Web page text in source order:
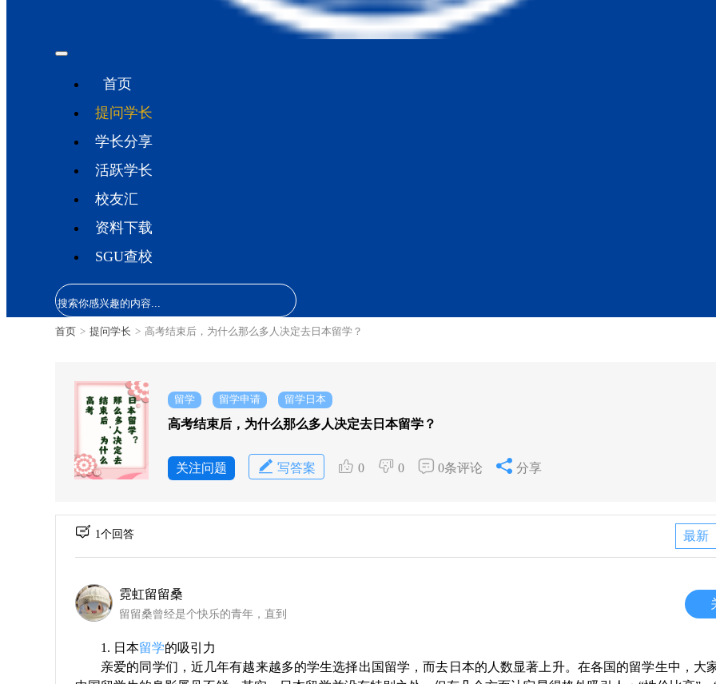
首页
提问学长
学长分享
活跃学长
校友汇
资料下载
SGU查校
首页 > 提问学长 > 高考结束后，为什么那么多人决定去日本留学？
留学 留学申请 留学日本
高考结束后，为什么那么多人决定去日本留学？
关注问题 写答案 0 0 0条评论 分享
1个回答 最新
霓虹留留桑
留留桑曾经是个快乐的青年，直到
1. 日本留学的吸引力
亲爱的同学们，近几年有越来越多的学生选择出国留学，而去日本的人数显著上升。在各国的留学生中，大